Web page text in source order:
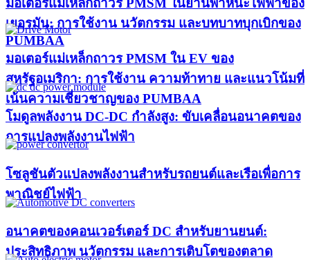
มอเตอร์แม่เหล็กถาวร PMSM ในยานพาหนะไฟฟ้าของ
เยอรมัน: การใช้งาน นวัตกรรม และบทบาทบุกเบิกของ
PUMBAA​
มอเตอร์แม่เหล็กถาวร PMSM ใน EV ของ
สหรัฐอเมริกา: การใช้งาน ความท้าทาย และแนวโน้มที่
เน้นความเชี่ยวชาญของ PUMBAA​
โมดูลพลังงาน DC-DC กำลังสูง: ขับเคลื่อนอนาคตของ
การแปลงพลังงานไฟฟ้า
โซลูชันตัวแปลงพลังงานสำหรับรถยนต์และเรือเพื่อการ
พาณิชย์ไฟฟ้า
อนาคตของคอนเวอร์เตอร์ DC สำหรับยานยนต์:
ประสิทธิภาพ นวัตกรรม และการเติบโตของตลาด